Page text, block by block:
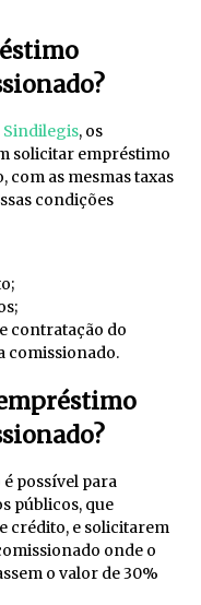
Sindilegis, os
solicitar empréstimo
as mesmas taxas
condições
contratação do
comissionado.
possível para
públicos, que
crédito, e solicitarem
onde o
o valor de 30%